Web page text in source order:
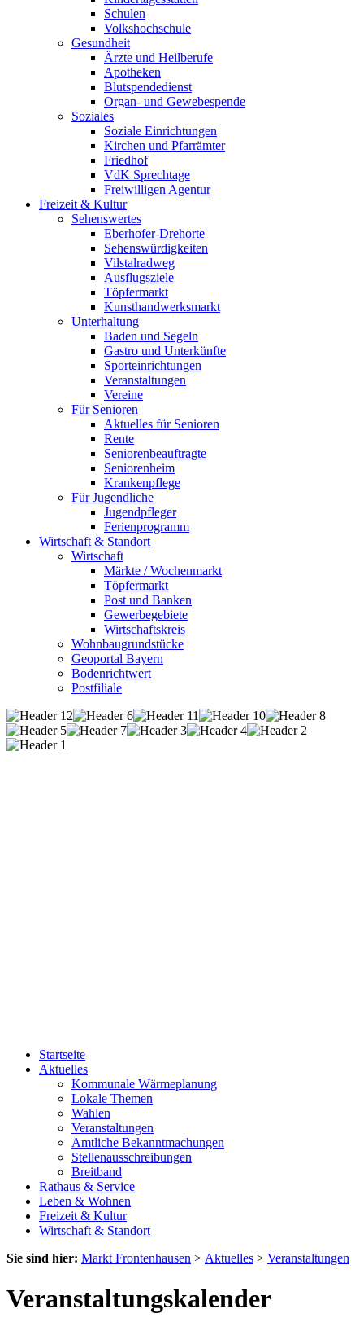
Schulen
Volkshochschule
Gesundheit
Ärzte und Heilberufe
Apotheken
Blutspendedienst
Organ- und Gewebespende
Soziales
Soziale Einrichtungen
Kirchen und Pfarrämter
Friedhof
VdK Sprechtage
Freiwilligen Agentur
Freizeit & Kultur
Sehenswertes
Eberhofer-Drehorte
Sehenswürdigkeiten
Vilstalradweg
Ausflugsziele
Töpfermarkt
Kunsthandwerksmarkt
Unterhaltung
Baden und Segeln
Gastro und Unterkünfte
Sporteinrichtungen
Veranstaltungen
Vereine
Für Senioren
Aktuelles für Senioren
Rente
Seniorenbeauftragte
Seniorenheim
Krankenpflege
Für Jugendliche
Jugendpfleger
Ferienprogramm
Wirtschaft & Standort
Wirtschaft
Märkte / Wochenmarkt
Töpfermarkt
Post und Banken
Gewerbegebiete
Wirtschaftskreis
Wohnbaugrundstücke
Geoportal Bayern
Bodenrichtwert
Postfiliale
Startseite
Aktuelles
Kommunale Wärmeplanung
Lokale Themen
Wahlen
Veranstaltungen
Amtliche Bekanntmachungen
Stellenausschreibungen
Breitband
Rathaus & Service
Leben & Wohnen
Freizeit & Kultur
Wirtschaft & Standort
Sie sind hier: Markt Frontenhausen > Aktuelles > Veranstaltungen
Veranstaltungskalender